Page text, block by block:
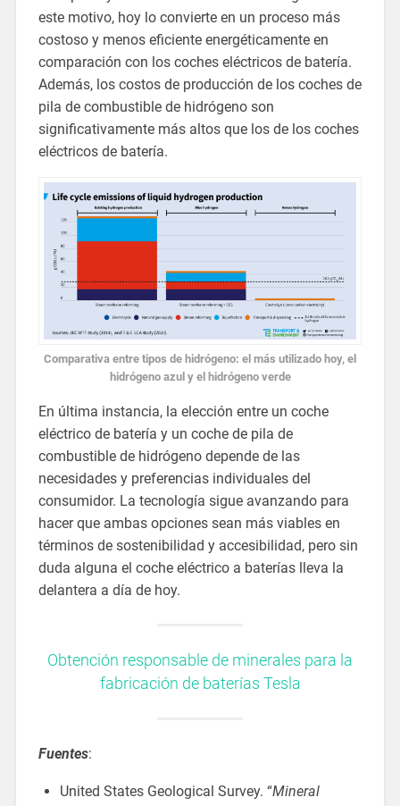
este motivo, hoy lo convierte en un proceso más
costoso y menos eficiente energéticamente en
comparación con los coches eléctricos de batería.
Además, los costos de producción de los coches de
pila de combustible de hidrógeno son
significativamente más altos que los de los coches
eléctricos de batería.
Comparativa entre tipos de hidrógeno: el más utilizado hoy, el
hidrógeno azul y el hidrógeno verde
En última instancia, la elección entre un coche
eléctrico de batería y un coche de pila de
combustible de hidrógeno depende de las
necesidades y preferencias individuales del
consumidor. La tecnología sigue avanzando para
hacer que ambas opciones sean más viables en
términos de sostenibilidad y accesibilidad, pero sin
duda alguna el coche eléctrico a baterías lleva la
delantera a día de hoy.
Obtención responsable de minerales para la
fabricación de baterías Tesla
Fuentes:
United States Geological Survey. “Mineral